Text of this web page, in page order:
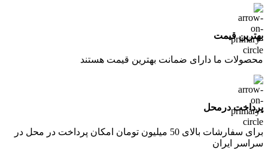
بهترین قیمت
محصولات ما دارای ضمانت بهترین قیمت هستند
پرداخت درمحل
برای سفارشات بالای 50 میلیون تومان امکان پرداخت در محل در
سراسر ایران